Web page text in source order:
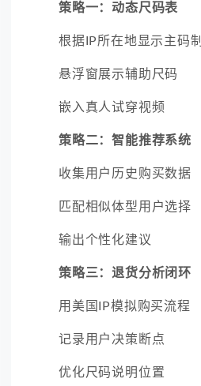
策略一：动态尺码表
根据IP所在地显示主码制
悬浮窗展示辅助尺码
嵌入真人试穿视频
策略二：智能推荐系统
收集用户历史购买数据
匹配相似体型用户选择
输出个性化建议
策略三：退货分析闭环
用美国IP模拟购买流程
记录用户决策断点
优化尺码说明位置